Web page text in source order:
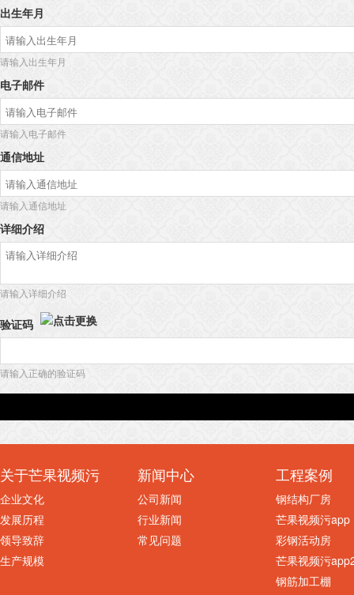
出生年月
请输入出生年月
电子邮件
请输入电子邮件
通信地址
请输入通信地址
详细介绍
请输入详细介绍
验证码
请输入正确的验证码
关于芒果视频污
企业文化
发展历程
领导致辞
生产规模
新闻中心
公司新闻
行业新闻
常见问题
工程案例
钢结构厂房
芒果视频污app
彩钢活动房
芒果视频污
钢筋加工棚